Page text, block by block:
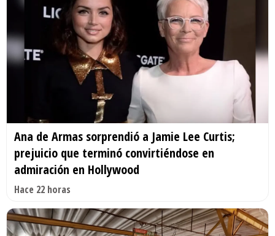
Ana de Armas sorprendió a Jamie Lee Curtis;
prejuicio que terminó convirtiéndose en
admiración en Hollywood
Hace 22 horas